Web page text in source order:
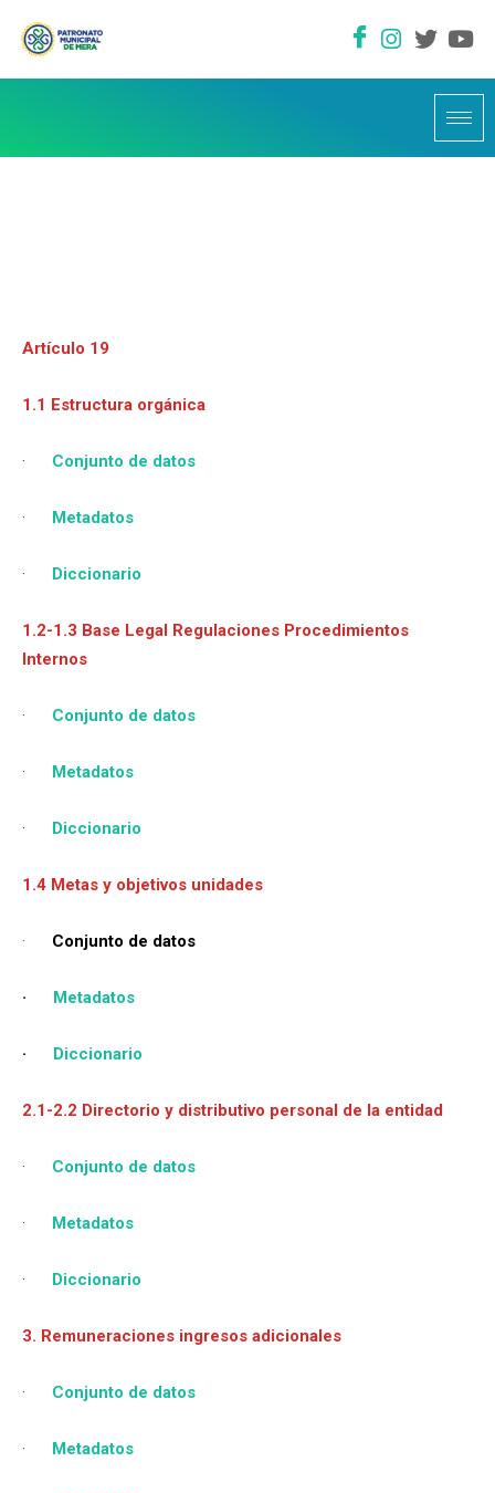
Artículo 19
1.1 Estructura orgánica
· Conjunto de datos
· Metadatos
· Diccionario
1.2-1.3 Base Legal Regulaciones Procedimientos
Internos
· Conjunto de datos
· Metadatos
· Diccionario
1.4 Metas y objetivos unidades
· Conjunto de datos
· Metadatos
· Diccionario
2.1-2.2 Directorio y distributivo personal de la entidad
· Conjunto de datos
· Metadatos
· Diccionario
3. Remuneraciones ingresos adicionales
· Conjunto de datos
· Metadatos